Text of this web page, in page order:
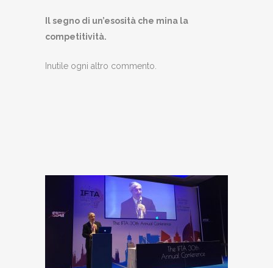
Il segno di un’esosità che mina la
competitività.
Inutile ogni altro commento.